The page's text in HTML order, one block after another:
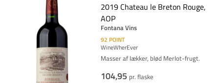
2019 Chateau le Breton Rouge,
AOP
Fontana Vins
92 POINT
WineWherEver
Masser af lækker, blød Merlot-frugt.
104,95 pr. flaske